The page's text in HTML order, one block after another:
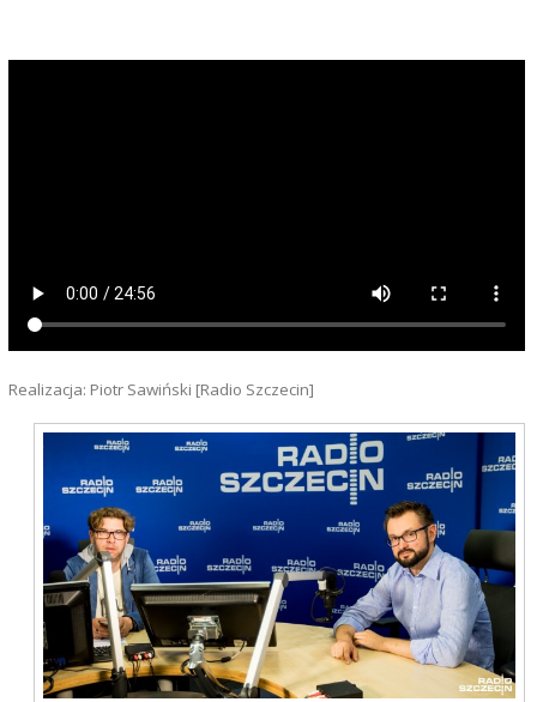
Realizacja: Piotr Sawiński [Radio Szczecin]